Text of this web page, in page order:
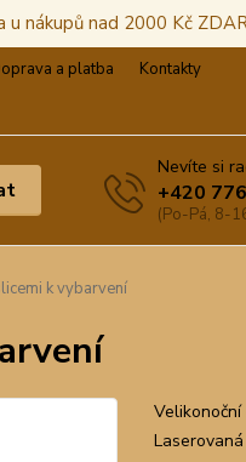
nákupů nad 2000 Kč
a platba
Kontakty
Nevíte si
+420
(Po-Pá, 8-
k vybarvení